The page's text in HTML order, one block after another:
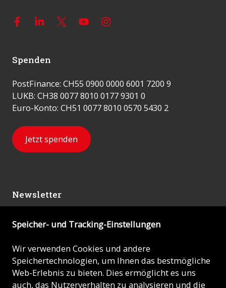
Spenden
PostFinance: CH55 0900 0000 6001 7200 9
LUKB: CH38 0077 8010 0177 9301 0
Euro-Konto: CH51 0077 8010 0570 5430 2
Jetzt spenden
Newsletter
Abonnieren
© 2026 - KIRCHE IN NOT (ACN)
Speicher- und Tracking-Einstellungen
Wir verwenden Cookies und andere
Speichertechnologien, um Ihnen das bestmögliche
Web-Erlebnis zu bieten. Dies ermöglicht es uns
auch, das Nutzerverhalten zu analysieren und die